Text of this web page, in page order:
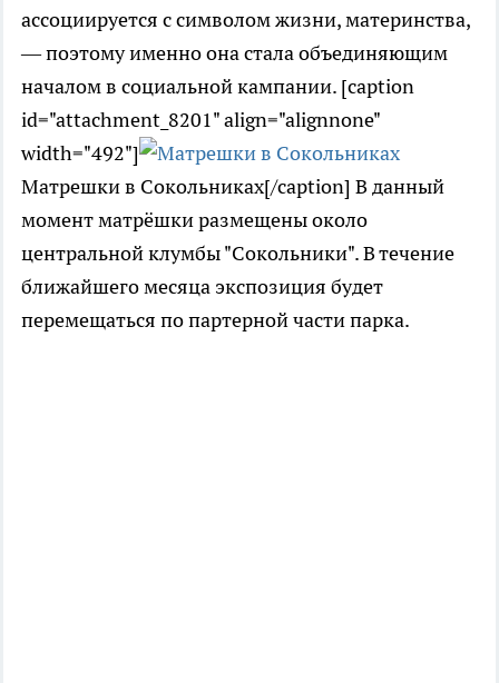
ассоциируется с символом жизни, материнства,
— поэтому именно она стала объединяющим
началом в социальной кампании. [caption
id="attachment_8201" align="alignnone"
width="492"]
Матрешки в Сокольниках[/caption] В данный
момент матрёшки размещены около
центральной клумбы "Сокольники". В течение
ближайшего месяца экспозиция будет
перемещаться по партерной части парка.